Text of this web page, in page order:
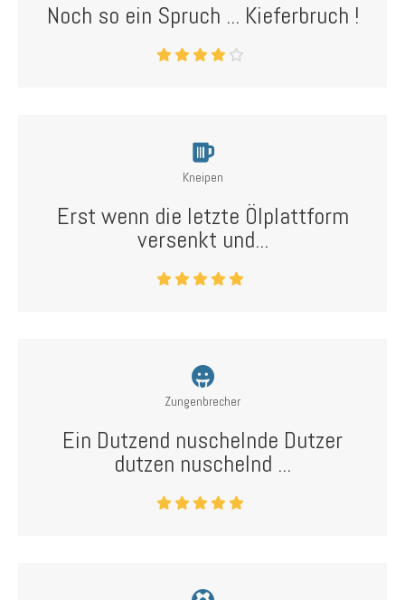
Noch so ein Spruch ... Kieferbruch !
Kneipen
Erst wenn die letzte Ölplattform
versenkt und...
Zungenbrecher
Ein Dutzend nuschelnde Dutzer
dutzen nuschelnd ...